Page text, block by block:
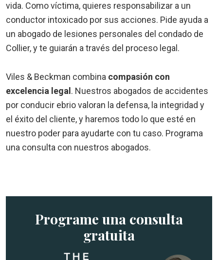
vida. Como víctima, quieres responsabilizar a un
conductor intoxicado por sus acciones. Pide ayuda a
un abogado de lesiones personales del condado de
Collier, y te guiarán a través del proceso legal.
Viles & Beckman combina compasión con
excelencia legal . Nuestros abogados de accidentes
por conducir ebrio valoran la defensa, la integridad y
el éxito del cliente, y haremos todo lo que esté en
nuestro poder para ayudarte con tu caso. Programa
una consulta con nuestros abogados.
Programe una consulta
gratuita